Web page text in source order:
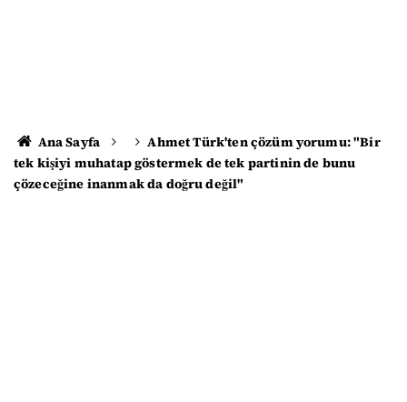
Ana Sayfa
Ahmet Türk'ten çözüm yorumu: "Bir
tek kişiyi muhatap göstermek de tek partinin de bunu
çözeceğine inanmak da doğru değil"